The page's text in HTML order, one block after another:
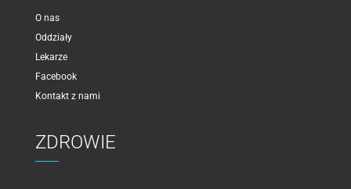
O nas
Oddziały
Lekarze
Facebook
Kontakt z nami
ZDROWIE